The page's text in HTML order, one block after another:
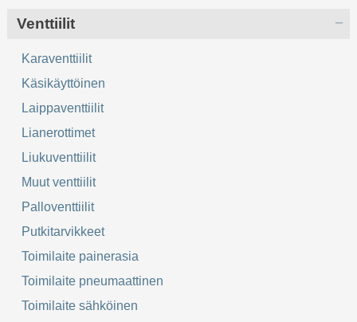
Venttiilit
Karaventtiilit
Käsikäyttöinen
Laippaventtiilit
Lianerottimet
Liukuventtiilit
Muut venttiilit
Palloventtiilit
Putkitarvikkeet
Toimilaite painerasia
Toimilaite pneumaattinen
Toimilaite sähköinen